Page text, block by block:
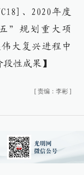
、2020年度
”规划重大项
大复兴进程中
性成果】
[ 责编：李彬 ]